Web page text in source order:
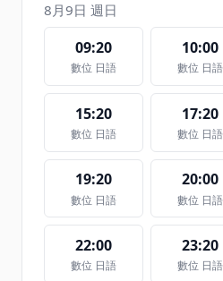
8月9日 週日
09:20
數位 日語
10:00
數位 日語
15:20
數位 日語
17:20
數位 日語
19:20
數位 日語
20:00
數位 日語
22:00
數位 日語
23:20
數位 日語